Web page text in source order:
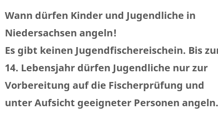
Wann dürfen Kinder und Jugendliche in
Niedersachsen angeln!
Es gibt keinen Jugendfischereischein. Bis
14. Lebensjahr dürfen Jugendliche nur zur
Vorbereitung auf die Fischerprüfung und
unter Aufsicht geeigneter Personen angeln.